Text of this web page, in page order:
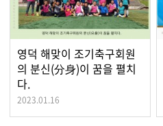
영덕 해맞이 조기축구회원
의 분신(分身)이 꿈을 펼치
다.
2023.01.16